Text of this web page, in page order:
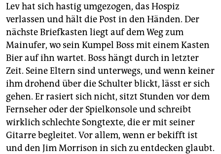
Lev hat sich hastig umgezogen, das Hospiz
verlassen und hält die Post in den Händen. Der
nächste Briefkasten liegt auf dem Weg zum
Mainufer, wo sein Kumpel Boss mit einem Kasten
Bier auf ihn wartet. Boss hängt durch in letzter
Zeit. Seine Eltern sind unterwegs, und wenn keiner
ihm drohend über die Schulter blickt, lässt er sich
gehen. Er rasiert sich nicht, sitzt Stunden vor dem
Fernseher oder der Spielkonsole und schreibt
wirklich schlechte Songtexte, die er mit seiner
Gitarre begleitet. Vor allem, wenn er bekifft ist
und den Jim Morrison in sich zu entdecken glaubt.